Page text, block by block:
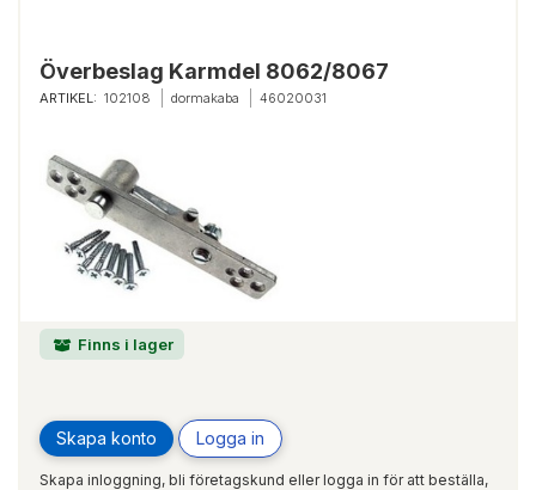
Överbeslag Karmdel 8062/8067
ARTIKEL: 102108 dormakaba 46020031
Finns i lager
Skapa konto Logga in
Skapa inloggning, bli företagskund eller logga in för att beställa,